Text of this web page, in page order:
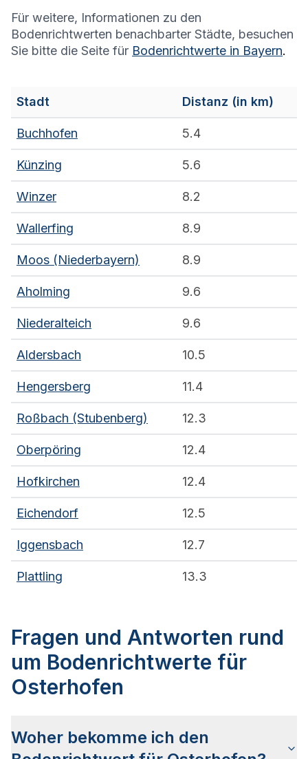
Für weitere, Informationen zu den
Bodenrichtwerten benachbarter Städte, besuchen
Sie bitte die Seite für Bodenrichtwerte in Bayern.
Stadt Distanz (in km)
Buchhofen 5.4
Künzing 5.6
Winzer 8.2
Wallerfing 8.9
Moos (Niederbayern) 8.9
Aholming 9.6
Niederalteich 9.6
Aldersbach 10.5
Hengersberg 11.4
Roßbach (Stubenberg) 12.3
Oberpöring 12.4
Hofkirchen 12.4
Eichendorf 12.5
Iggensbach 12.7
Plattling 13.3
Fragen und Antworten rund
um Bodenrichtwerte für
Osterhofen
Woher bekomme ich den